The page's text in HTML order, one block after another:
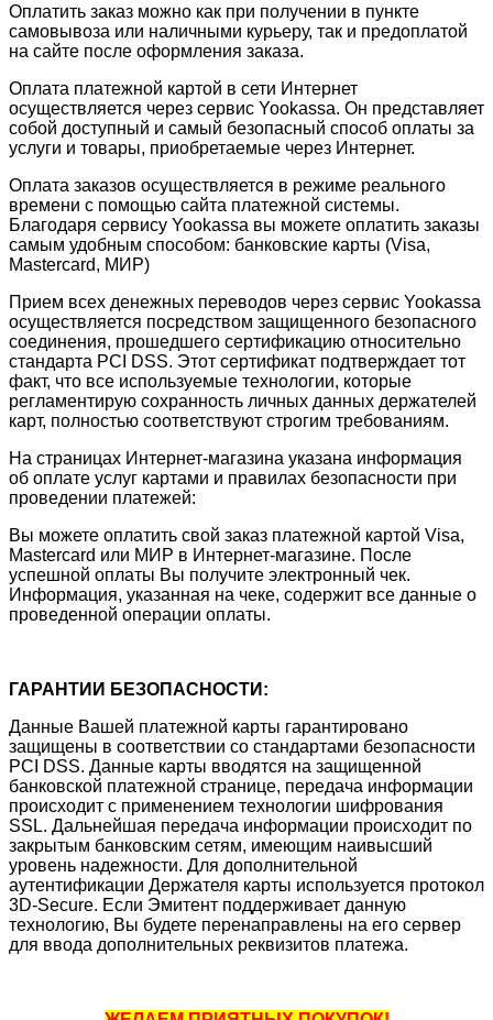
Оплатить заказ можно как при получении в пункте
самовывоза или наличными курьеру, так и предоплатой
на сайте после оформления заказа.
Оплата платежной картой в сети Интернет
осуществляется через сервис Yookassa. Он представляет
собой доступный и самый безопасный способ оплаты за
услуги и товары, приобретаемые через Интернет.
Оплата заказов осуществляется в режиме реального
времени с помощью сайта платежной системы.
Благодаря сервису Yookassa вы можете оплатить заказы
самым удобным способом: банковские карты (Visa,
Mastercard, МИР)
Прием всех денежных переводов через сервис Yookassa
осуществляется посредством защищенного безопасного
соединения, прошедшего сертификацию относительно
стандарта PCI DSS. Этот сертификат подтверждает тот
факт, что все используемые технологии, которые
регламентирую сохранность личных данных держателей
карт, полностью соответствуют строгим требованиям.
На страницах Интернет-магазина указана информация
об оплате услуг картами и правилах безопасности при
проведении платежей:
Вы можете оплатить свой заказ платежной картой Visa,
Mastercard или МИР в Интернет-магазине. После
успешной оплаты Вы получите электронный чек.
Информация, указанная на чеке, содержит все данные о
проведенной операции оплаты.
ГАРАНТИИ БЕЗОПАСНОСТИ:
Данные Вашей платежной карты гарантировано
защищены в соответствии со стандартами безопасности
PCI DSS. Данные карты вводятся на защищенной
банковской платежной странице, передача информации
происходит с применением технологии шифрования
SSL. Дальнейшая передача информации происходит по
закрытым банковским сетям, имеющим наивысший
уровень надежности. Для дополнительной
аутентификации Держателя карты используется протокол
3D-Secure. Если Эмитент поддерживает данную
технологию, Вы будете перенаправлены на его сервер
для ввода дополнительных реквизитов платежа.